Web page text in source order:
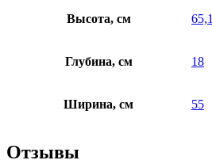
Высота, см 65,1
Глубина, см 18
Ширина, см 55
Отзывы